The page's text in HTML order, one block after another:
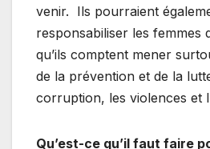
venir. Ils pourraient
responsabiliser les femmes
qu’ils comptent mener
de la prévention et de la
corruption, les violences et
Qu’est-ce qu’il faut faire